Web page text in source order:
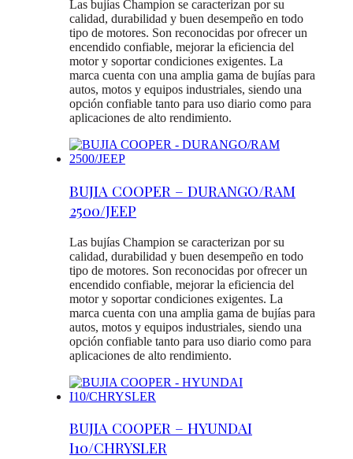
Las bujías Champion se caracterizan por su
calidad, durabilidad y buen desempeño en todo
tipo de motores. Son reconocidas por ofrecer un
encendido confiable, mejorar la eficiencia del
motor y soportar condiciones exigentes. La
marca cuenta con una amplia gama de bujías para
autos, motos y equipos industriales, siendo una
opción confiable tanto para uso diario como para
aplicaciones de alto rendimiento.
BUJIA COOPER – DURANGO/RAM
2500/JEEP
Las bujías Champion se caracterizan por su
calidad, durabilidad y buen desempeño en todo
tipo de motores. Son reconocidas por ofrecer un
encendido confiable, mejorar la eficiencia del
motor y soportar condiciones exigentes. La
marca cuenta con una amplia gama de bujías para
autos, motos y equipos industriales, siendo una
opción confiable tanto para uso diario como para
aplicaciones de alto rendimiento.
BUJIA COOPER – HYUNDAI
I10/CHRYSLER